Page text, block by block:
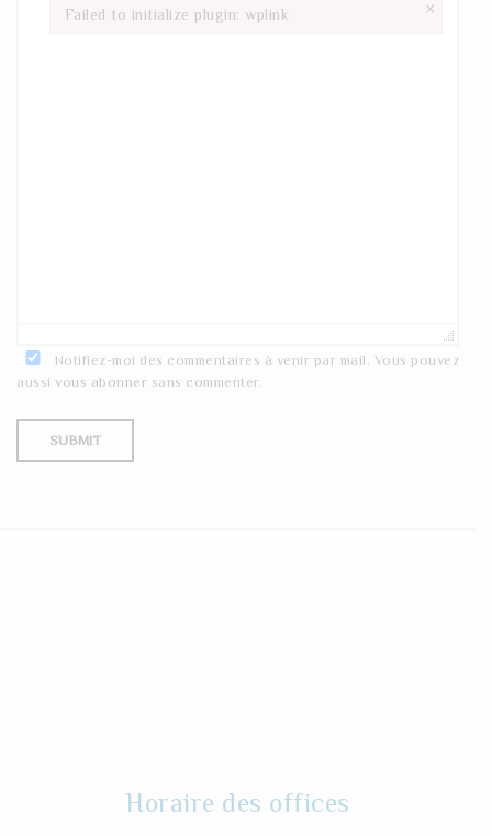
Notifiez-moi des commentaires à venir par mail. Vous pouvez
aussi vous abonner sans commenter.
Horaire des offices
Failed to initialize plugin: wplink ×